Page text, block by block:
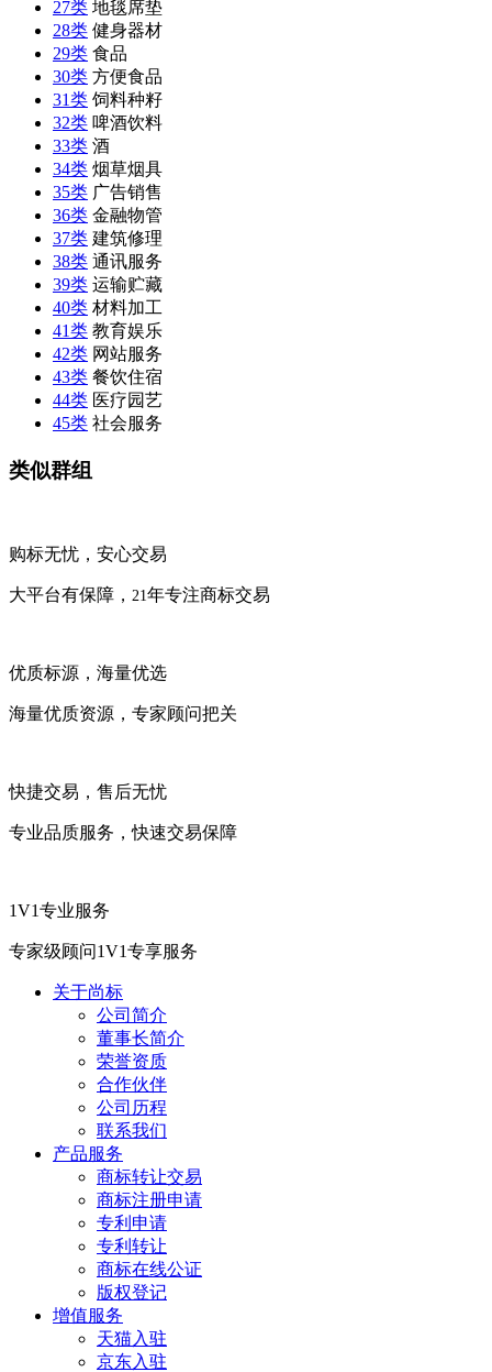
27类 地毯席垫
28类 健身器材
29类 食品
30类 方便食品
31类 饲料种籽
32类 啤酒饮料
33类 酒
34类 烟草烟具
35类 广告销售
36类 金融物管
37类 建筑修理
38类 通讯服务
39类 运输贮藏
40类 材料加工
41类 教育娱乐
42类 网站服务
43类 餐饮住宿
44类 医疗园艺
45类 社会服务
类似群组
购标无忧，安心交易
大平台有保障， 21年专注商标交易
优质标源，海量优选
海量优质资源，专家顾问把关
快捷交易，售后无忧
专业品质服务，快速交易保障
1V1专业服务
专家级顾问1V1专享服务
关于尚标
公司简介
董事长简介
荣誉资质
合作伙伴
公司历程
联系我们
产品服务
商标转让交易
商标注册申请
专利申请
专利转让
商标在线公证
版权登记
增值服务
天猫入驻
京东入驻